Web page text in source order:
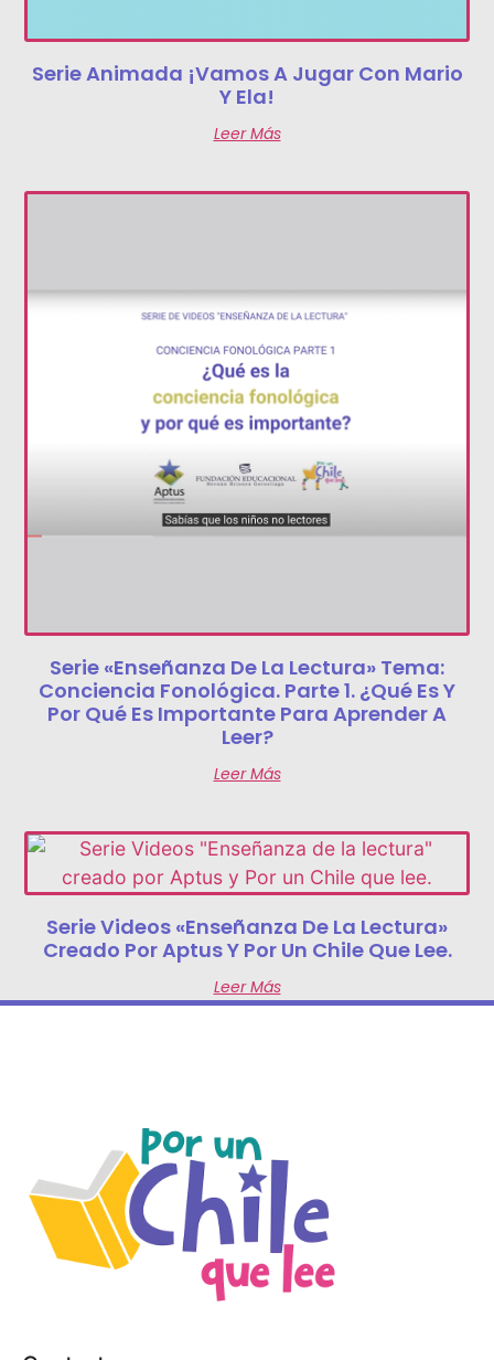
Serie Animada ¡Vamos A Jugar Con Mario
Y Ela!
Leer Más
Serie «Enseñanza De La Lectura» Tema:
Conciencia Fonológica. Parte 1. ¿Qué Es Y
Por Qué Es Importante Para Aprender A
Leer?
Leer Más
Serie Videos «Enseñanza De La Lectura»
Creado Por Aptus Y Por Un Chile Que Lee.
Leer Más